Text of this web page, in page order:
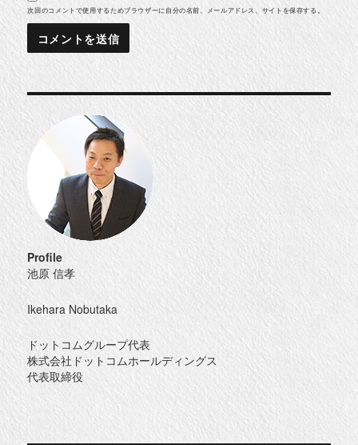
次回のコメントで使用するためブラウザーに自分の名前、メールアドレス、サイトを保存する。
Profile
池原 信孝
Ikehara Nobutaka
ドットコムグループ代表
株式会社ドットコムホールディングス
代表取締役